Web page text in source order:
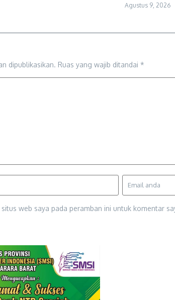
Agustus 9, 2026
dipublikasikan. Ruas yang wajib ditandai *
web saya pada peramban ini untuk komentar